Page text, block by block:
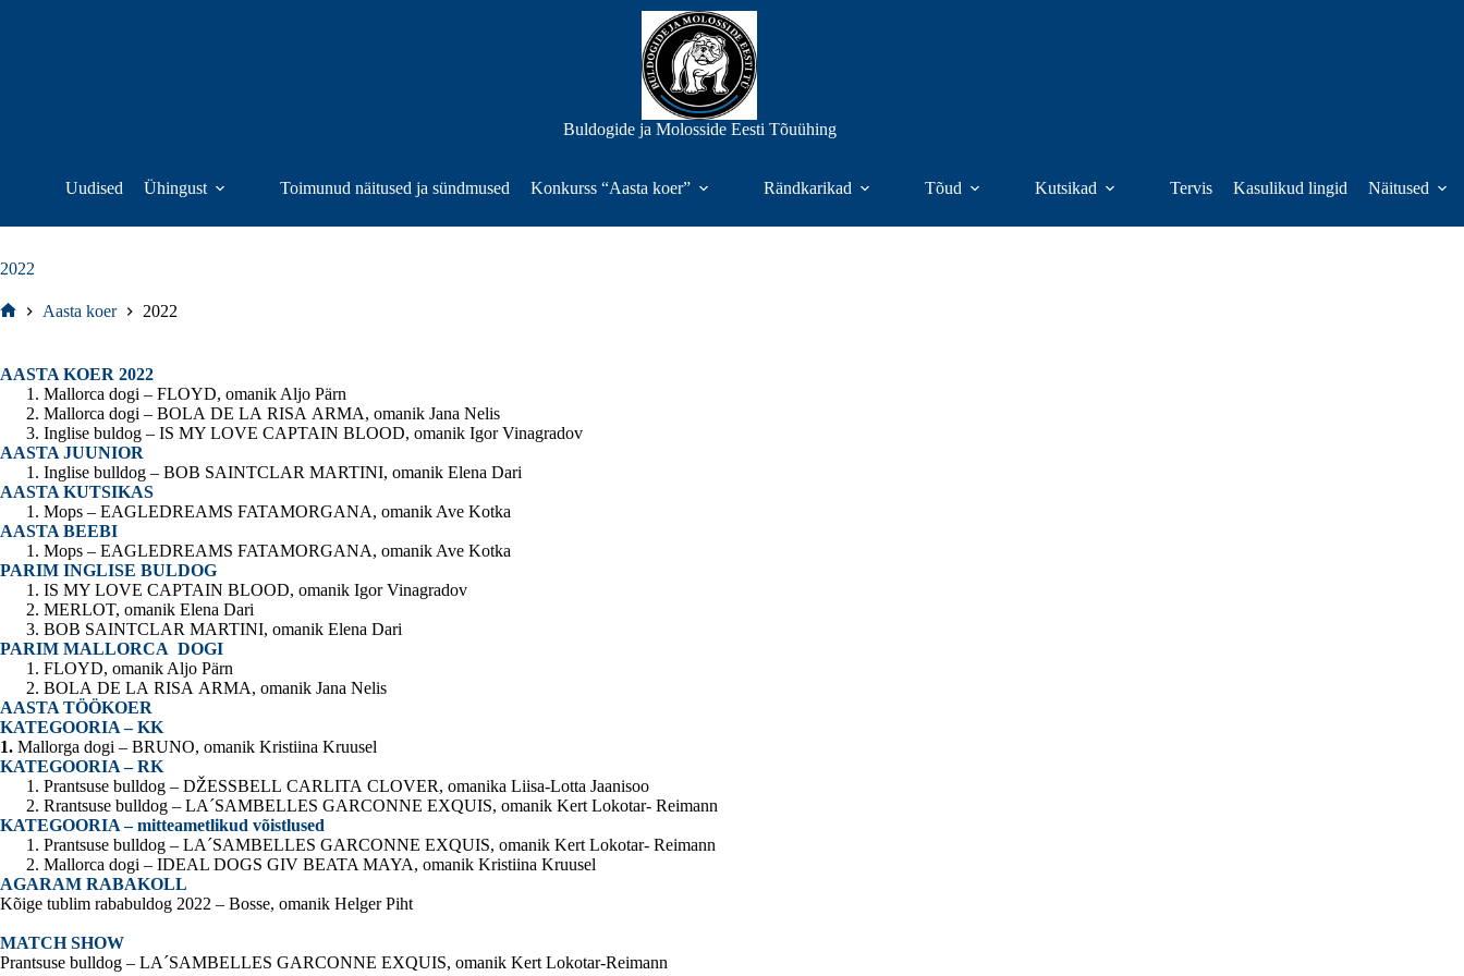
Buldogide ja Molosside Eesti Tõuühing
Uudised Ühingust Toimunud näitused ja sündmused Konkurss “Aasta koer” Rändkarikad Tõud Kutsikad Tervis Kasulikud lingid Näitused
2022
Aasta koer 2022
AASTA KOER 2022
Mallorca dogi – FLOYD, omanik Aljo Pärn
Mallorca dogi – BOLA DE LA RISA ARMA, omanik Jana Nelis
Inglise buldog – IS MY LOVE CAPTAIN BLOOD, omanik Igor Vinagradov
AASTA JUUNIOR
Inglise bulldog – BOB SAINTCLAR MARTINI, omanik Elena Dari
AASTA KUTSIKAS
Mops – EAGLEDREAMS FATAMORGANA, omanik Ave Kotka
AASTA BEEBI
Mops – EAGLEDREAMS FATAMORGANA, omanik Ave Kotka
PARIM INGLISE BULDOG
IS MY LOVE CAPTAIN BLOOD, omanik Igor Vinagradov
MERLOT, omanik Elena Dari
BOB SAINTCLAR MARTINI, omanik Elena Dari
PARIM MALLORCA DOGI
FLOYD, omanik Aljo Pärn
BOLA DE LA RISA ARMA, omanik Jana Nelis
AASTA TÖÖKOER
KATEGOORIA – KK
1. Mallorga dogi – BRUNO, omanik Kristiina Kruusel
KATEGOORIA – RK
Prantsuse bulldog – DŽESSBELL CARLITA CLOVER, omanika Liisa-Lotta Jaanisoo
Rrantsuse bulldog – LA´SAMBELLES GARCONNE EXQUIS, omanik Kert Lokotar- Reimann
KATEGOORIA – mitteametlikud võistlused
Prantsuse bulldog – LA´SAMBELLES GARCONNE EXQUIS, omanik Kert Lokotar- Reimann
Mallorca dogi – IDEAL DOGS GIV BEATA MAYA, omanik Kristiina Kruusel
AGARAM RABAKOLL
Kõige tublim rababuldog 2022 – Bosse, omanik Helger Piht
MATCH SHOW
Prantsuse bulldog – LA´SAMBELLES GARCONNE EXQUIS, omanik Kert Lokotar-Reimann